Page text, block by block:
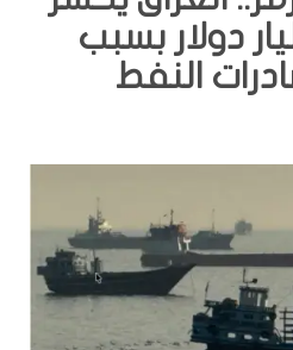
38 مليار دولار بسبب
النفط